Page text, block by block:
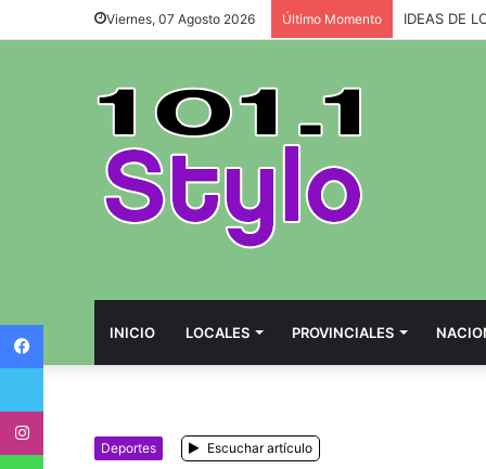
Viernes, 07 Agosto 2026 Último Momento IDEAS DE
INICIO LOCALES PROVINCIALES
Deportes Escuchar artículo
Twitter
WhatsApp